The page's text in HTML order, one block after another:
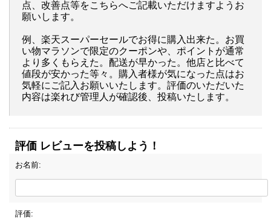
点、改善点等をこちらへご記載いただけますようお
願いします。
例、楽天スーパーセールでお得に購入出来た。お買
い物マラソンで限定のクーポンや、ポイントが通常
より多くもらえた。配送が早かった。他店と比べて
値段が安かった等々。購入者様が気になった点はお
気軽にご記入お願いいたします。評価のいただいた
内容は楽れび管理人が確認後、投稿いたします。
評価 レビューを投稿しよう！
お名前:
評価: